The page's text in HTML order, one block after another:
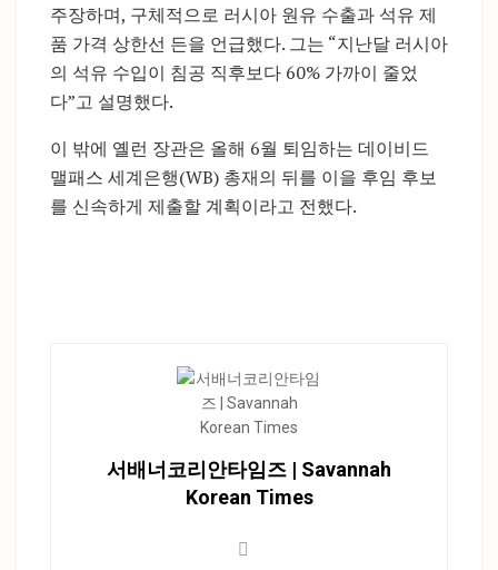
주장하며, 구체적으로 러시아 원유 수출과 석유 제
품 가격 상한선 든을 언급했다. 그는 “지난달 러시아
의 석유 수입이 침공 직후보다 60% 가까이 줄었
다”고 설명했다.
이 밖에 옐런 장관은 올해 6월 퇴임하는 데이비드
맬패스 세계은행(WB) 총재의 뒤를 이을 후임 후보
를 신속하게 제출할 계획이라고 전했다.
서배너코리안타임즈 | Savannah
Korean Times